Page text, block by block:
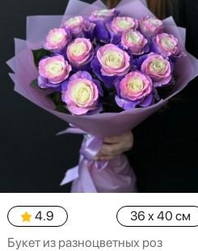
4.9
36 x 40 см
Букет из разноцветных роз